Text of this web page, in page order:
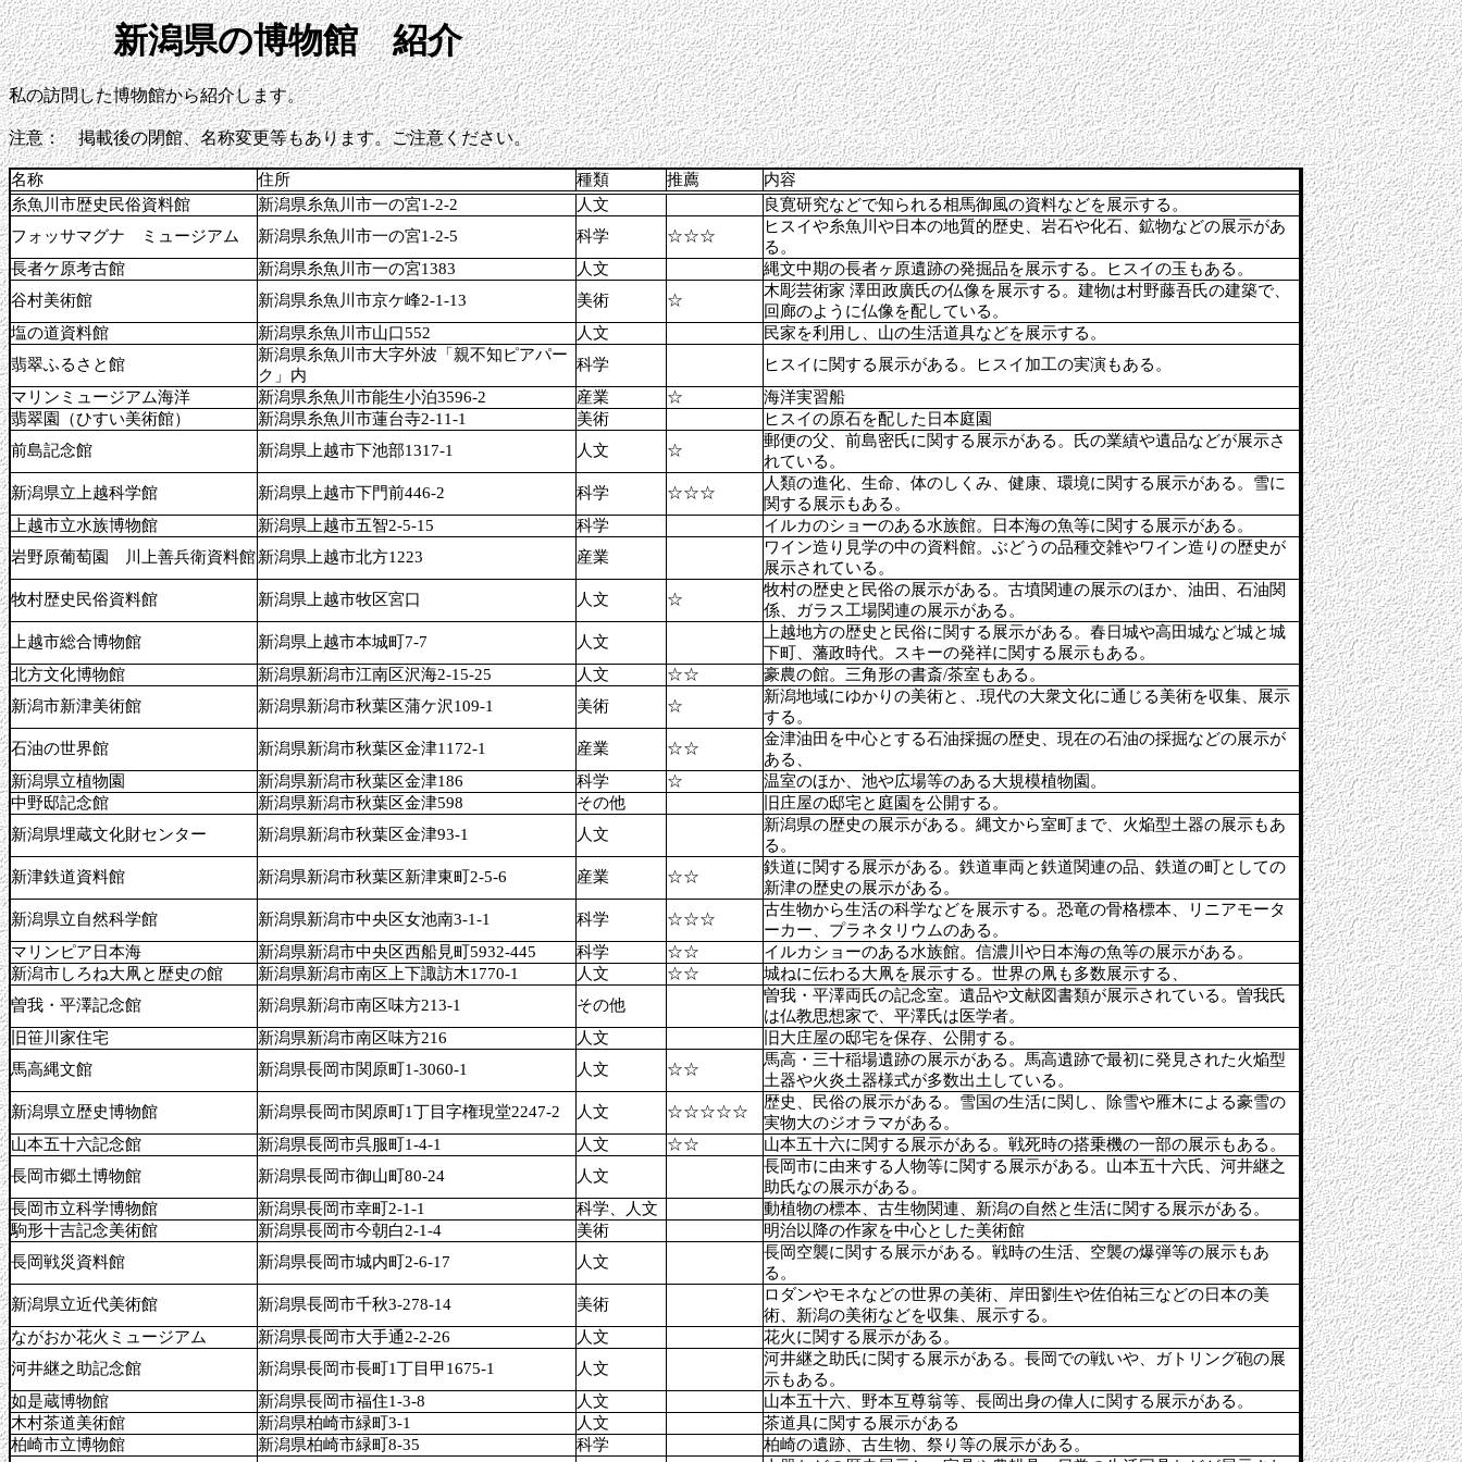
新潟県の博物館 紹介
私の訪問した博物館から紹介します。
注意： 掲載後の閉館、名称変更等もあります。ご注意ください。
名称 住所 種類 推薦
内容
糸魚川市歴史民俗資料館
新潟県糸魚川市一の宮1-2-2 人文
良寛研究などで知られる相馬御風の資料などを展示する。
フォッサマグナ ミュージアム
新潟県糸魚川市一の宮1-2-5 科学 ☆☆☆
ヒスイや糸魚川や日本の地質的歴史、岩石や化石、鉱物などの展示があ
る。
長者ケ原考古館
新潟県糸魚川市一の宮1383 人文
縄文中期の長者ヶ原遺跡の発掘品を展示する。ヒスイの玉もある。
谷村美術館
新潟県糸魚川市京ケ峰2-1-13 美術 ☆
木彫芸術家 澤田政廣氏の仏像を展示する。建物は村野藤吾氏の建築で、
回廊のように仏像を配している。
塩の道資料館
新潟県糸魚川市山口552 人文
民家を利用し、山の生活道具などを展示する。
翡翠ふるさと館
新潟県糸魚川市大字外波「親不知ピアパー
ク」内
科学
ヒスイに関する展示がある。ヒスイ加工の実演もある。
マリンミュージアム海洋
新潟県糸魚川市能生小泊3596-2 産業 ☆
海洋実習船
翡翠園（ひすい美術館）
新潟県糸魚川市蓮台寺2-11-1 美術
ヒスイの原石を配した日本庭園
前島記念館
新潟県上越市下池部1317-1 人文 ☆
郵便の父、前島密氏に関する展示がある。氏の業績や遺品などが展示さ
れている。
新潟県立上越科学館
新潟県上越市下門前446-2 科学 ☆☆☆
人類の進化、生命、体のしくみ、健康、環境に関する展示がある。雪に
関する展示もある。
上越市立水族博物館
新潟県上越市五智2-5-15 科学
イルカのショーのある水族館。日本海の魚等に関する展示がある。
岩野原葡萄園 川上善兵衛資料館新潟県上越市北方1223 産業
ワイン造り見学の中の資料館。ぶどうの品種交雑やワイン造りの歴史が
展示されている。
牧村歴史民俗資料館
新潟県上越市牧区宮口 人文 ☆
牧村の歴史と民俗の展示がある。古墳関連の展示のほか、油田、石油関
係、ガラス工場関連の展示がある。
上越市総合博物館
新潟県上越市本城町7-7 人文
上越地方の歴史と民俗に関する展示がある。春日城や高田城など城と城
下町、藩政時代。スキーの発祥に関する展示もある。
北方文化博物館
新潟県新潟市江南区沢海2-15-25 人文 ☆☆
豪農の館。三角形の書斎/茶室もある。
新潟市新津美術館
新潟県新潟市秋葉区蒲ケ沢109-1 美術 ☆
新潟地域にゆかりの美術と、.現代の大衆文化に通じる美術を収集、展示
する。
石油の世界館
新潟県新潟市秋葉区金津1172-1 産業 ☆☆
金津油田を中心とする石油採掘の歴史、現在の石油の採掘などの展示が
ある、
新潟県立植物園
新潟県新潟市秋葉区金津186 科学 ☆
温室のほか、池や広場等のある大規模植物園。
中野邸記念館
新潟県新潟市秋葉区金津598 その他
旧庄屋の邸宅と庭園を公開する。
新潟県埋蔵文化財センター
新潟県新潟市秋葉区金津93-1 人文
新潟県の歴史の展示がある。縄文から室町まで、火焔型土器の展示もあ
る。
新津鉄道資料館
新潟県新潟市秋葉区新津東町2-5-6 産業 ☆☆
鉄道に関する展示がある。鉄道車両と鉄道関連の品、鉄道の町としての
新津の歴史の展示がある。
新潟県立自然科学館
新潟県新潟市中央区女池南3-1-1 科学 ☆☆☆
古生物から生活の科学などを展示する。恐竜の骨格標本、リニアモータ
ーカー、プラネタリウムのある。
マリンピア日本海
新潟県新潟市中央区西船見町5932-445 科学 ☆☆
イルカショーのある水族館。信濃川や日本海の魚等の展示がある。
新潟市しろね大凧と歴史の館
新潟県新潟市南区上下諏訪木1770-1 人文 ☆☆
城ねに伝わる大凧を展示する。世界の凧も多数展示する、
曽我・平澤記念館
新潟県新潟市南区味方213-1 その他
曽我・平澤両氏の記念室。遺品や文献図書類が展示されている。曽我氏
は仏教思想家で、平澤氏は医学者。
旧笹川家住宅
新潟県新潟市南区味方216 人文
旧大庄屋の邸宅を保存、公開する。
馬高縄文館
新潟県長岡市関原町1-3060-1 人文 ☆☆
馬高・三十稲場遺跡の展示がある。馬高遺跡で最初に発見された火焔型
土器や火炎土器様式が多数出土している。
新潟県立歴史博物館
新潟県長岡市関原町1丁目字権現堂2247-2 人文 ☆☆☆☆☆
歴史、民俗の展示がある。雪国の生活に関し、除雪や雁木による豪雪の
実物大のジオラマがある。
山本五十六記念館
新潟県長岡市呉服町1-4-1 人文 ☆☆
山本五十六に関する展示がある。戦死時の搭乗機の一部の展示もある。
長岡市郷土博物館
新潟県長岡市御山町80-24 人文
長岡市に由来する人物等に関する展示がある。山本五十六氏、河井継之
助氏なの展示がある。
長岡市立科学博物館
新潟県長岡市幸町2-1-1 科学、人文
動植物の標本、古生物関連、新潟の自然と生活に関する展示がある。
駒形十吉記念美術館
新潟県長岡市今朝白2-1-4 美術
明治以降の作家を中心とした美術館
長岡戦災資料館
新潟県長岡市城内町2-6-17 人文
長岡空襲に関する展示がある。戦時の生活、空襲の爆弾等の展示もあ
る。
新潟県立近代美術館
新潟県長岡市千秋3-278-14 美術
ロダンやモネなどの世界の美術、岸田劉生や佐伯祐三などの日本の美
術、新潟の美術などを収集、展示する。
ながおか花火ミュージアム
新潟県長岡市大手通2-2-26 人文
花火に関する展示がある。
河井継之助記念館
新潟県長岡市長町1丁目甲1675-1 人文
河井継之助氏に関する展示がある。長岡での戦いや、ガトリング砲の展
示もある。
如是蔵博物館
新潟県長岡市福住1-3-8 人文
山本五十六、野本互尊翁等、長岡出身の偉人に関する展示がある。
木村茶道美術館
新潟県柏崎市緑町3-1 人文
茶道具に関する展示がある
柏崎市立博物館
新潟県柏崎市緑町8-35 科学
柏崎の遺跡、古生物、祭り等の展示がある。